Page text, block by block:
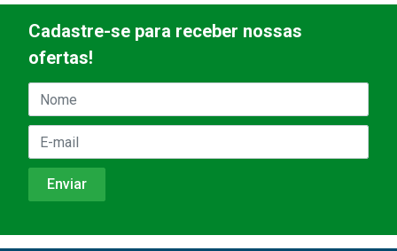
Cadastre-se para receber nossas
ofertas!